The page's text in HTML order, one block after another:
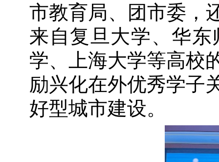
市教育局、团市委，
来自复旦大学、华
学、上海大学等高
励兴化在外优秀学子
好型城市建设。